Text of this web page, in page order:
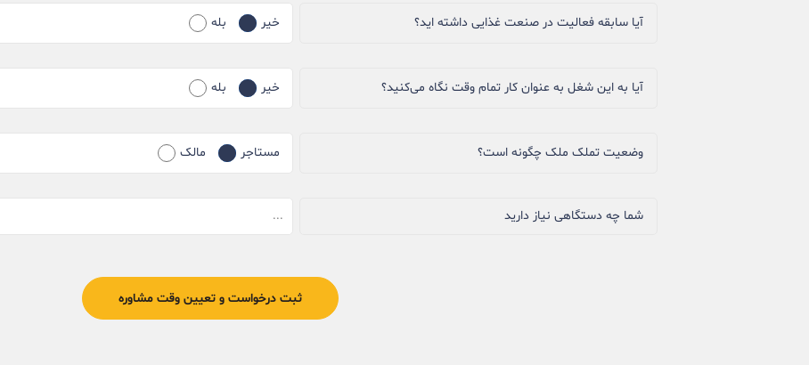
آیا سابقه فعالیت در صنعت غذایی داشته اید؟ خیر بله
آیا به این شغل به عنوان کار تمام وقت نگاه می‌کنید؟ خیر بله
وضعیت تملک ملک چگونه است؟ مستاجر مالک
شما چه دستگاهی نیاز دارید